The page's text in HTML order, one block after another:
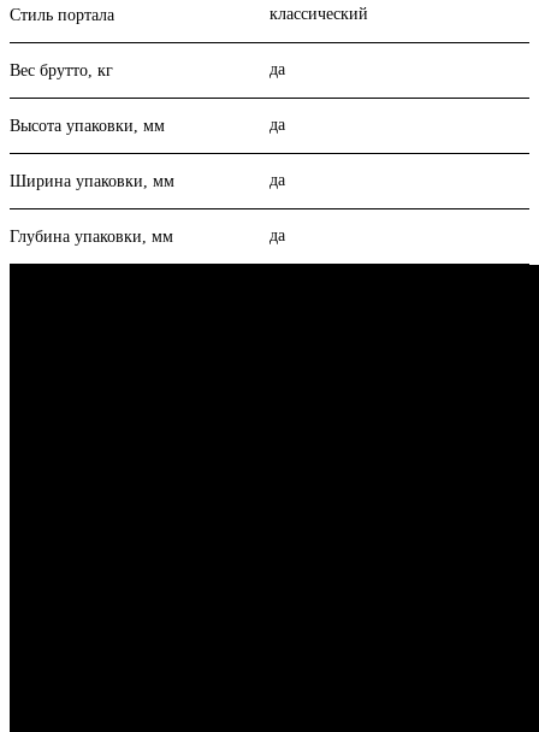
Стиль портала классический
Вес брутто, кг да
Высота упаковки, мм да
Ширина упаковки, мм да
Глубина упаковки, мм да